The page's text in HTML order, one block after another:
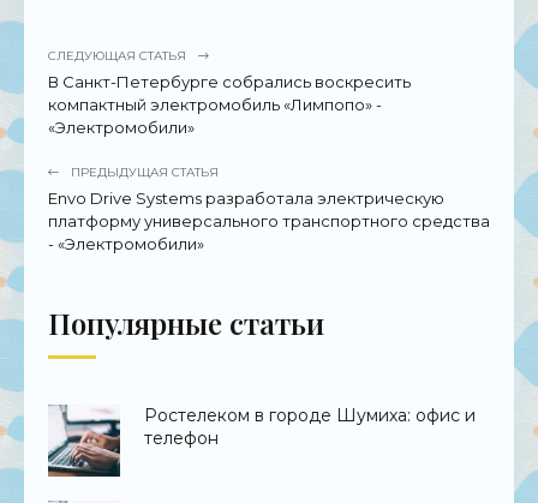
СЛЕДУЮЩАЯ СТАТЬЯ
В Санкт-Петербурге собрались воскресить
компактный электромобиль «Лимпопо» -
«Электромобили»
ПРЕДЫДУЩАЯ СТАТЬЯ
Envo Drive Systems разработала электрическую
платформу универсального транспортного средства
- «Электромобили»
Популярные статьи
Ростелеком в городе Шумиха: офис и
телефон